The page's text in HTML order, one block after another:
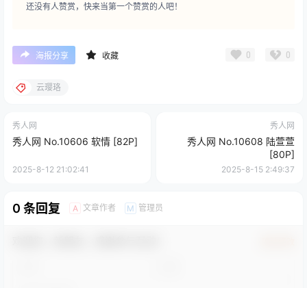
还没有人赞赏，快来当第一个赞赏的人吧！
海报分享 收藏 0 0
云璎珞
秀人网
秀人网 No.10606 软情 [82P]
2025-8-12 21:02:41
秀人网
秀人网 No.10608 陆萱萱
[80P]
2025-8-15 2:49:37
0 条回复 A 文章作者 M 管理员